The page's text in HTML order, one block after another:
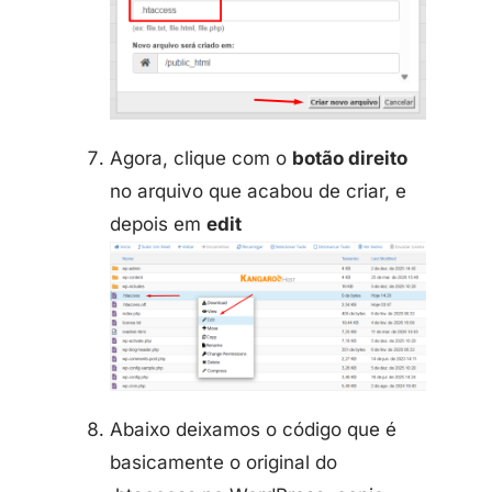
Agora, clique com o botão direito
no arquivo que acabou de criar, e
depois em edit
Abaixo deixamos o código que é
basicamente o original do